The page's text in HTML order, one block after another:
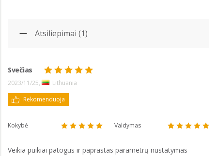
Atsiliepimai (1)
Svečias
2023/11/25,
Lithuania
Rekomenduoja
Kokybė Valdymas
Veikia puikiai patogus ir paprastas parametrų nustatymas